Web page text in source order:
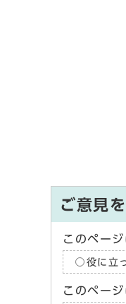
ご意見
このペー
役に立
このペー